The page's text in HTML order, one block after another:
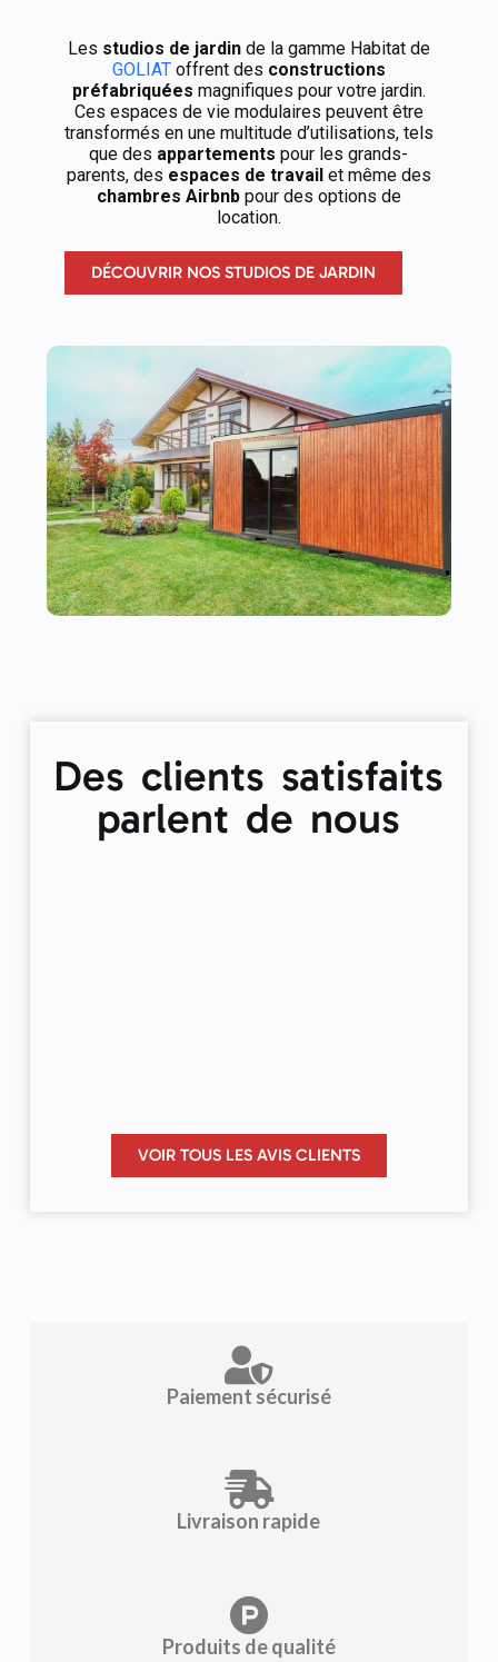
Les studios de jardinde la gamme Habitat de
GOLIAToffrent des constructions
préfabriquées magnifiques pour votre jardin.
Ces espaces de vie modulaires peuvent être
transformés en une multitude d’utilisations, tels
que des appartements pour les grands-
parents, des espaces de travail et même des
chambres Airbnbpour des options de
location.
DÉCOUVRIR NOS STUDIOS DE JARDIN
Des clients satisfaits
parlent de nous
VOIR TOUS LES AVIS CLIENTS
Paiement sécurisé
Livraison rapide
Produits de qualité